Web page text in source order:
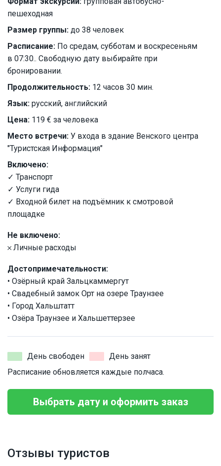
пешеходная
Размер группы: до 38 человек
Расписание: По средам, субботам и воскресеньям
в 07:30.. Свободную дату выбирайте при
бронировании.
Продолжительность: 12 часов 30 мин.
Язык: русский, английский
Цена: 119 € за человека
Место встречи: У входа в здание Венского центра
"Туристская Информация"
Включено:
✓ Транспорт
✓ Услуги гида
✓ Входной билет на подъёмник к смотровой
площадке
Не включено:
𐄂 Личные расходы
Достопримечательности:
• Озёрный край Зальцкаммергут
• Свадебный замок Орт на озере Траунзее
• Город Хальштатт
• Озёра Траунзее и Хальшеттерзее
День свободен
День занят
Расписание обновляется каждые полчаса.
Выбрать дату и оформить заказ
Отзывы туристов